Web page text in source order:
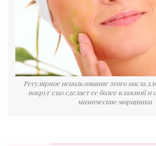
Регулярное использование этого масла
вокруг глаз сделает ее более влажной и
мимические морщинки